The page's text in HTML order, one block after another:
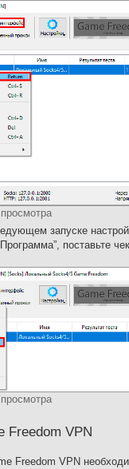
запуске
поставьте
Freedom VPN
Freedom VPN